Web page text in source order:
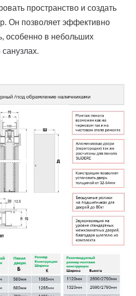
пространство и создать
Он позволяет эффективно
особенно в небольших